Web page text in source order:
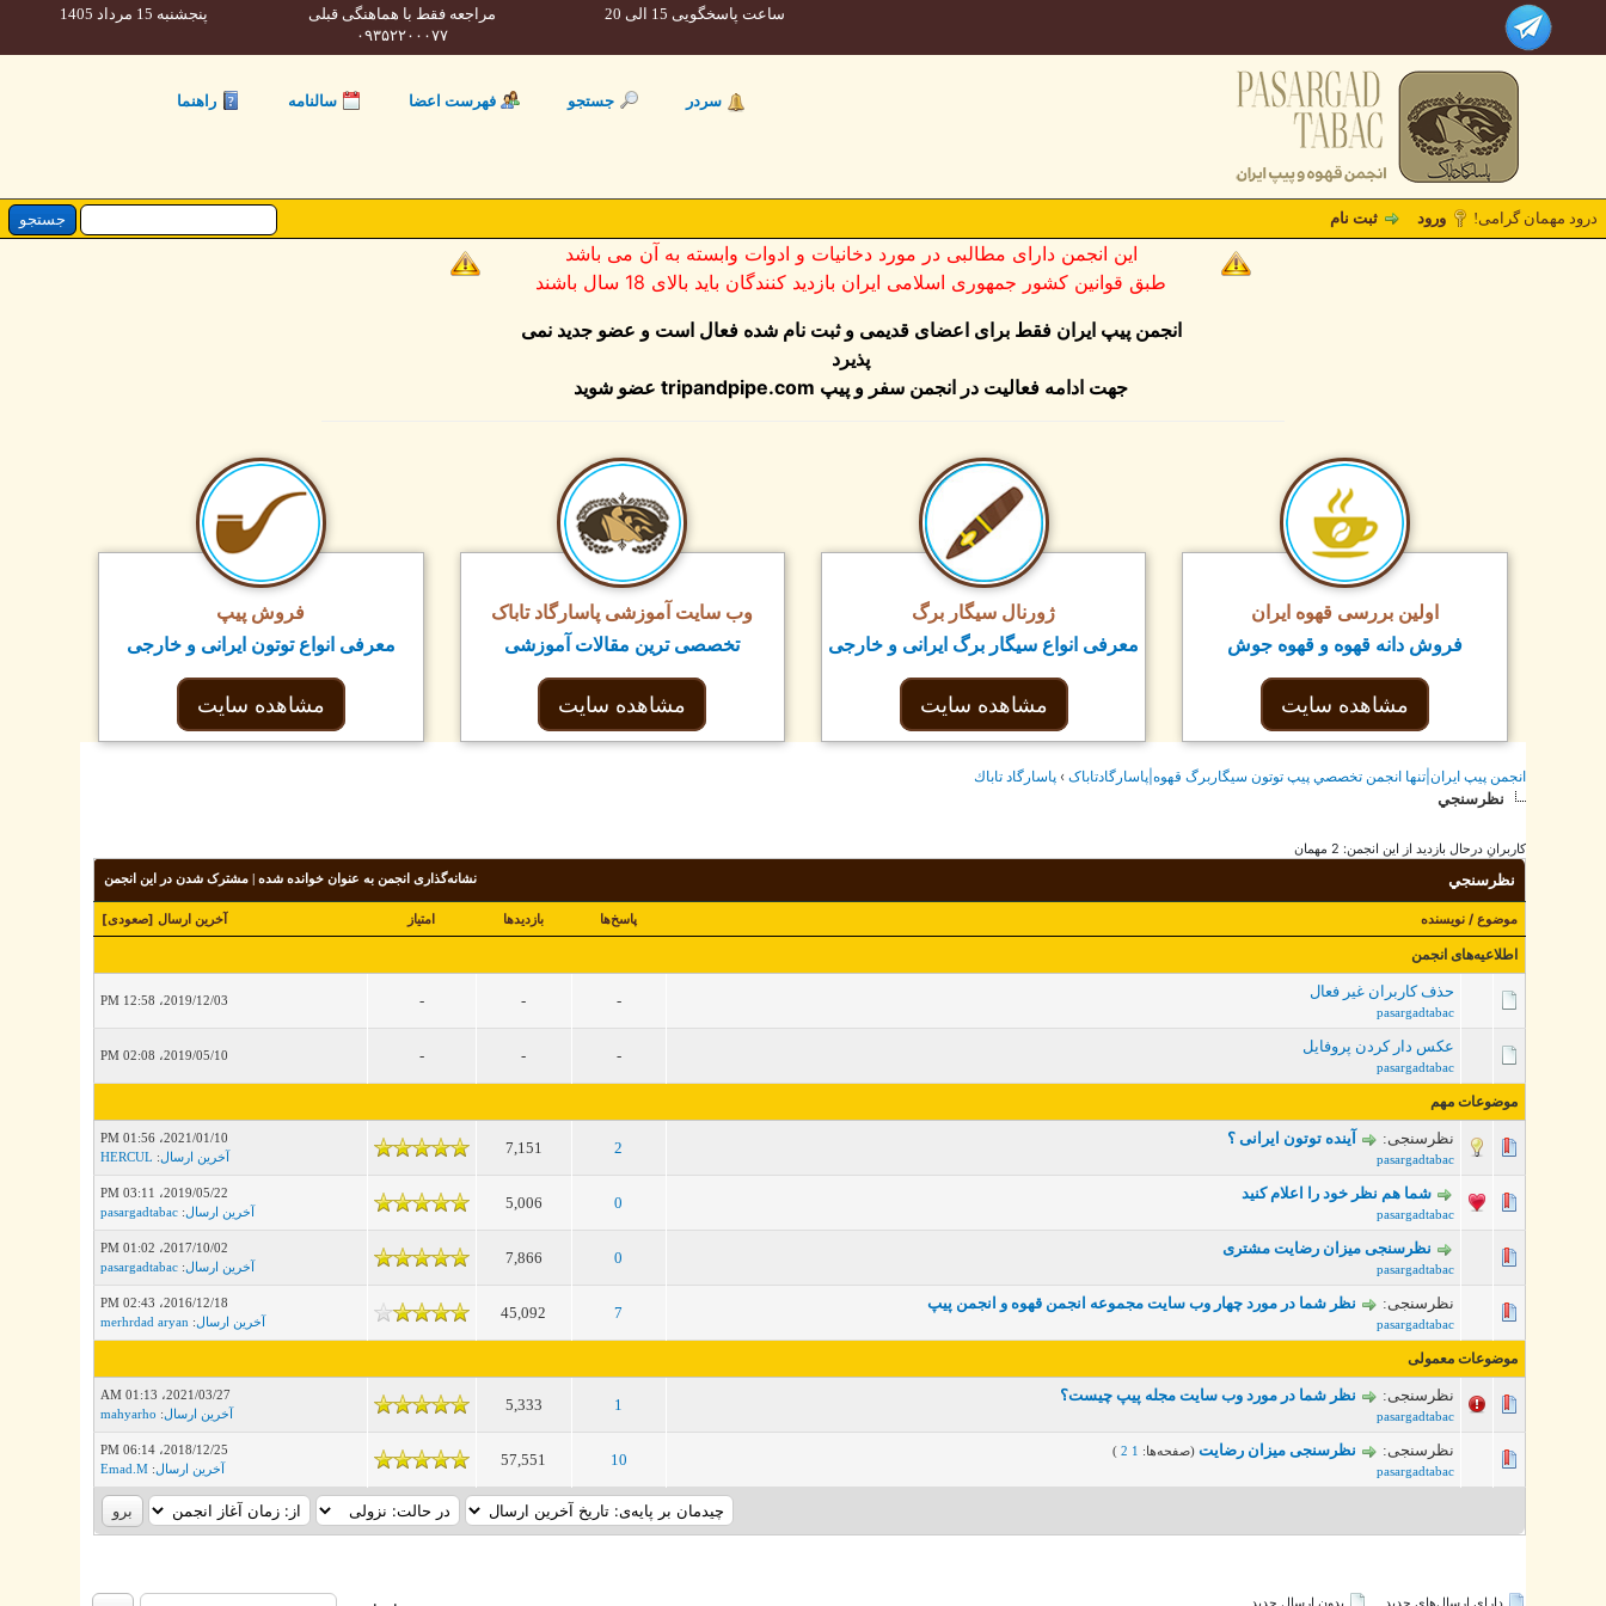
پنجشنبه 15 مرداد 1405
مراجعه فقط با هماهنگی قبلی
۰۹۳۵۲۲۰۰۰۷۷
ساعت پاسخگویی 15 الی 20
سردر جستجو فهرست اعضا سالنامه راهنما
درود مهمان گرامی! ورود ثبت نام
این انجمن دارای مطالبی در مورد دخانیات و ادوات وابسته به آن می باشد
طبق قوانین کشور جمهوری اسلامی ایران بازدید کنندگان باید بالای 18 سال باشند
انجمن پیپ ایران فقط برای اعضای قدیمی و ثبت نام شده فعال است و عضو جدید نمی
پذیرد
جهت ادامه فعالیت در انجمن سفر و پیپ tripandpipe.comعضو شوید
اولین بررسی قهوه ایران
فروش دانه قهوه و قهوه جوش
مشاهده سایت
ژورنال سیگار برگ
معرفی انواع سیگار برگ ایرانی و خارجی
مشاهده سایت
وب سایت آموزشی پاسارگاد تاباک
تخصصی ترین مقالات آموزشی
مشاهده سایت
فروش پیپ
معرفی انواع توتون ایرانی و خارجی
مشاهده سایت
انجمن پيپ ايران|تنها انجمن تخصصي پيپ توتون سيگاربرگ قهوه|پاسارگادتاباک ›پاسارگاد تاباك
نظرسنجي
کاربرانِ درحال بازدید از این انجمن: 2 مهمان
نشانه‌گذاری انجمن به عنوان خوانده شده |مشترک شدن در این انجمن نظرسنجي
موضوع /نویسنده پاسخ‌ها بازدید‌ها امتیاز آخرین ارسال [صعودی]
اطلاعیه‌های انجمن
حذف کاربران غیر فعال
pasargadtabac
-
-
- 2019/12/03، 12:58 PM
عکس دار کردن پروفایل
pasargadtabac
-
-
- 2019/05/10، 02:08 PM
موضوعات مهم
نظرسنجی: آینده توتون ایرانی ؟
pasargadtabac
2
7,151
2021/01/10، 01:56 PM
آخرین ارسال:
HERCUL
شما هم نظر خود را اعلام کنید
pasargadtabac
0
5,006
2019/05/22، 03:11 PM
آخرین ارسال:
pasargadtabac
نظرسنجی میزان رضایت مشتری
pasargadtabac
0
7,866
2017/10/02، 01:02 PM
آخرین ارسال:
pasargadtabac
نظرسنجی: نظر شما در مورد چهار وب سایت مجموعه انجمن قهوه و انجمن پیپ
pasargadtabac
7
45,092 4 رأی - میانگین امتیازات: 4 از 5 1
2
3
4
5
2016/12/18، 02:43 PM
آخرین ارسال:
merhrdad aryan
موضوعات معمولی
نظرسنجی: نظر شما در مورد وب سایت مجله پیپ چیست؟
pasargadtabac
1
5,333 1 رأی - میانگین امتیازات: 5 از 5
2021/03/27، 01:13 AM
آخرین ارسال:
mahyarho
نظرسنجی: نظرسنجی میزان رضایت (صفحه‌ها: 1
2
)
pasargadtabac
10
57,551 5 رأی - میانگین امتیازات: 4.8 از 5
2018/12/25، 06:14 PM
آخرین ارسال:
Emad.M
دارای ارسال‌های جدید‌ بدون ارسال جدید‌